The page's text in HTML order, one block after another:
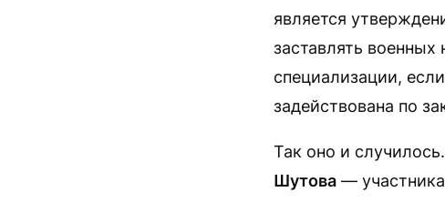
является
заставлять военных
специализации,
задействована по
Так оно и
Шутова —